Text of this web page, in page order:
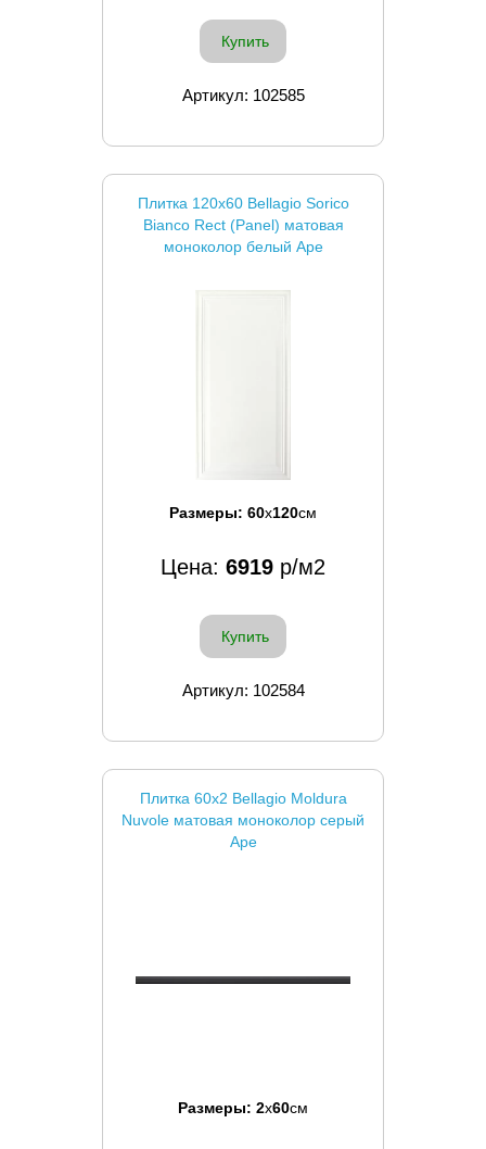
Купить
Артикул: 102585
Плитка 120x60 Bellagio Sorico
Bianco Rect (Panel) матовая
моноколор белый Ape
Размеры: 60x120см
Цена: 6919 р/м2
Купить
Артикул: 102584
Плитка 60x2 Bellagio Moldura
Nuvole матовая моноколор серый
Ape
Размеры: 2x60см